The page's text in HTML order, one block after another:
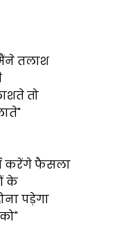
तलाश
तो
करेंगे फैसला
के
पड़ेगा